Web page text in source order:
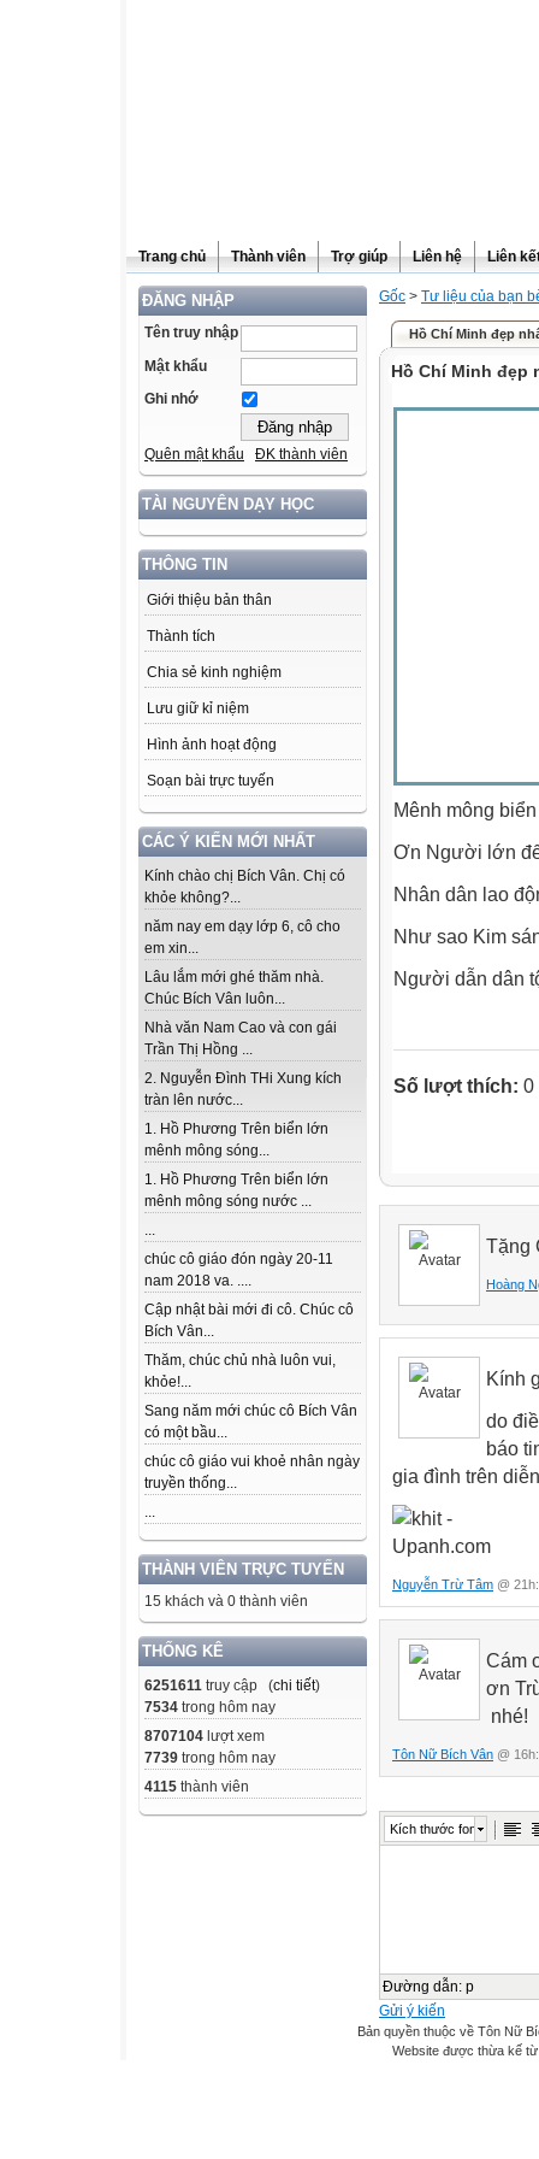
Trang chủ Thành viên Trợ giúp Liên hệ Liên
ĐĂNG NHẬP
Tên truy nhập
Mật khẩu
Ghi nhớ
Quên mật khẩu ĐK thành viên
TÀI NGUYÊN DẠY HỌC
THÔNG TIN
Giới thiệu bản thân
Thành tích
Chia sẻ kinh nghiệm
Lưu giữ kỉ niệm
Hình ảnh hoạt động
Soạn bài trực tuyến
CÁC Ý KIẾN MỚI NHẤT
Kính chào chị Bích Vân. Chị có
khỏe không?...
năm nay em dạy lớp 6, cô cho
em xin...
Lâu lắm mới ghé thăm nhà.
Chúc Bích Vân luôn...
Nhà văn Nam Cao và con gái
Trần Thị Hồng ...
2. Nguyễn Đình THi Xung kích
tràn lên nước...
1. Hồ Phương Trên biển lớn
mênh mông sóng...
1. Hồ Phương Trên biển lớn
mênh mông sóng nước ...
...
chúc cô giáo đón ngày 20-11
nam 2018 va. ....
Cập nhật bài mới đi cô. Chúc cô
Bích Vân...
Thăm, chúc chủ nhà luôn vui,
khỏe!...
Sang năm mới chúc cô Bích Vân
có một bầu...
chúc cô giáo vui khoẻ nhân ngày
truyền thống...
...
THÀNH VIÊN TRỰC TUYẾN
15 khách và 0 thành viên
THỐNG KÊ
6251611 truy cập (chi tiết)
7534 trong hôm nay
8707104 lượt xem
7739 trong hôm nay
4115 thành viên
Gốc > Tư liệu của bạn
Hồ Chí Minh đẹp
Hồ Chí Minh đẹp
Mênh mông
Ơn Người lớn
Nhân dân lao
Như sao Kim
Người dẫn dân
Số lượt thích: 0
Tặng
Hoàng
Kính
do
báo
gia đình trên
Nguyễn Trừ Tâm @
Cám
ơn
nhé!
Tôn Nữ Bích Vân @
Kích thước font
Đường dẫn: p
Gửi ý kiến
Bản quyền thuộc về Tôn Nữ
Website được thừa kế